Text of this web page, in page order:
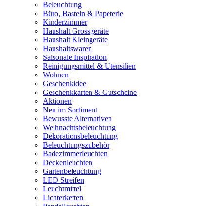
Beleuchtung
Büro, Basteln & Papeterie
Kinderzimmer
Haushalt Grossgeräte
Haushalt Kleingeräte
Haushaltswaren
Saisonale Inspiration
Reinigungsmittel & Utensilien
Wohnen
Geschenkidee
Geschenkkarten & Gutscheine
Aktionen
Neu im Sortiment
Bewusste Alternativen
Weihnachtsbeleuchtung
Dekorationsbeleuchtung
Beleuchtungszubehör
Badezimmerleuchten
Deckenleuchten
Gartenbeleuchtung
LED Streifen
Leuchtmittel
Lichterketten